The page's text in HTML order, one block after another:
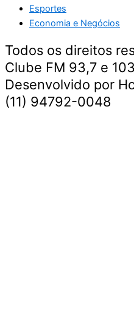
Esportes
Economia e Negócios
Todos os direitos
Clube FM 93,7 e
Desenvolvido por
(11) 94792-0048